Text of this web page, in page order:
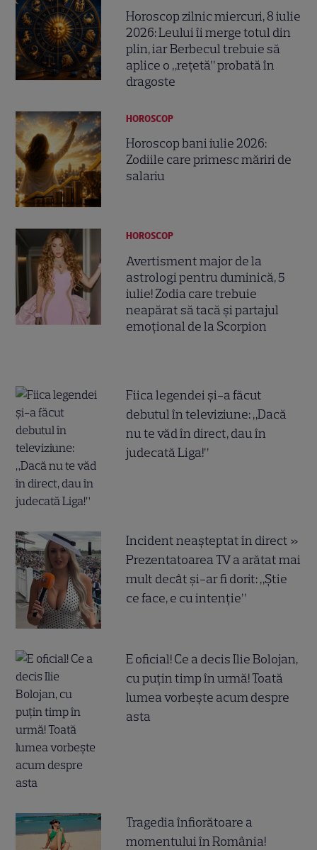
Horoscop zilnic miercuri, 8 iulie
2026: Leului îi merge totul din
plin, iar Berbecul trebuie să
aplice o „rețetă” probată în
dragoste
HOROSCOP
Horoscop bani iulie 2026:
Zodiile care primesc măriri de
salariu
HOROSCOP
Avertisment major de la
astrologi pentru duminică, 5
iulie! Zodia care trebuie
neapărat să tacă și partajul
emoțional de la Scorpion
Fiica legendei și-a făcut
debutul în televiziune: „Dacă
nu te văd în direct, dau în
judecată Liga!”
Incident neașteptat în direct »
Prezentatoarea TV a arătat mai
mult decât și-ar fi dorit: „Știe
ce face, e cu intenție”
E oficial! Ce a decis Ilie Bolojan,
cu puțin timp în urmă! Toată
lumea vorbește acum despre
asta
Tragedia înfiorătoare a
momentului în România!